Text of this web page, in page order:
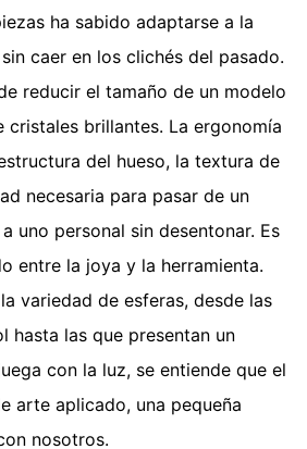
ha sabido adaptarse a la
caer en los clichés del pasado.
reducir el tamaño de un modelo
cristales brillantes. La ergonomía
del hueso, la textura de
necesaria para pasar de un
uno personal sin desentonar. Es
entre la joya y la herramienta.
variedad de esferas, desde las
hasta las que presentan un
con la luz, se entiende que el
arte aplicado, una pequeña
nosotros.